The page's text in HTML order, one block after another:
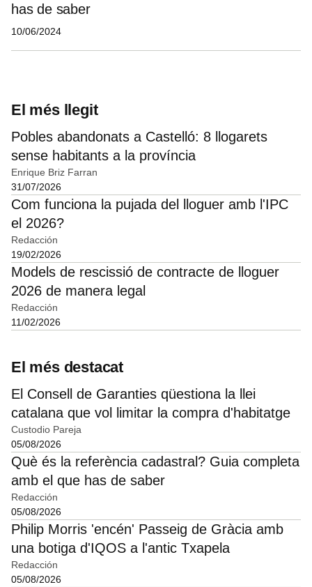
has de saber
10/06/2024
El més llegit
Pobles abandonats a Castelló: 8 llogarets
sense habitants a la província
Enrique Briz Farran
31/07/2026
Com funciona la pujada del lloguer amb l'IPC
el 2026?
Redacción
19/02/2026
Models de rescissió de contracte de lloguer
2026 de manera legal
Redacción
11/02/2026
El més destacat
El Consell de Garanties qüestiona la llei
catalana que vol limitar la compra d'habitatge
Custodio Pareja
05/08/2026
Què és la referència cadastral? Guia completa
amb el que has de saber
Redacción
05/08/2026
Philip Morris 'encén' Passeig de Gràcia amb
una botiga d'IQOS a l'antic Txapela
Redacción
05/08/2026